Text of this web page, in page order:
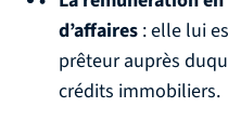
d’affaires : elle lui
prêteur auprès
crédits immobiliers.